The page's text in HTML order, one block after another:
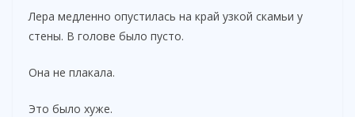
Лера медленно опустилась на край узкой скамьи у
стены. В голове было пусто.
Она не плакала.
Это было хуже.